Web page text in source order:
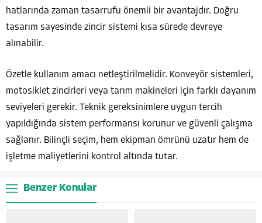
hatlarında zaman tasarrufu önemli bir avantajdır. Doğru
tasarım sayesinde zincir sistemi kısa sürede devreye
alınabilir.
Özetle kullanım amacı netleştirilmelidir. Konveyör sistemleri,
motosiklet zincirleri veya tarım makineleri için farklı dayanım
seviyeleri gerekir. Teknik gereksinimlere uygun tercih
yapıldığında sistem performansı korunur ve güvenli çalışma
sağlanır. Bilinçli seçim, hem ekipman ömrünü uzatır hem de
işletme maliyetlerini kontrol altında tutar.
Benzer Konular